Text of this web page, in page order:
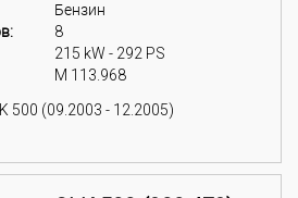
Бензин
8
215 kW - 292 PS
M 113.968
500 (09.2003 - 12.2005)